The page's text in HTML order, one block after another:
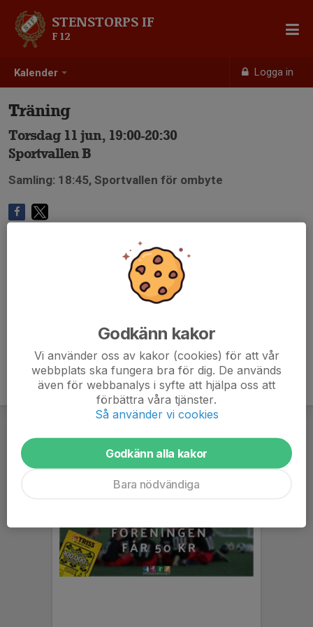
Kalender Logga in
STENSTORPS IF
F 12
Träning
Torsdag 11 jun, 19:00-20:30
Sportvallen B
Samling: 18:45, Sportvallen för ombyte
Godkänn kakor
Vi använder oss av kakor (cookies) för att vår
webbplats ska fungera bra för dig. De används
även för webbanalys i syfte att hjälpa oss att
förbättra våra tjänster.
Så använder vi cookies
Godkänn alla kakor
Bara nödvändiga